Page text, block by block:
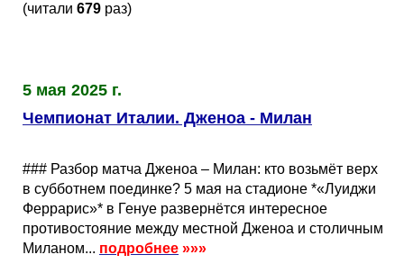
(читали 679 раз)
5 мая 2025 г.
Чемпионат Италии. Дженоа - Милан
### Разбор матча Дженоа – Милан: кто возьмёт верх
в субботнем поединке? 5 мая на стадионе *«Луиджи
Феррарис»* в Генуе развернётся интересное
противостояние между местной Дженоа и столичным
Миланом... подробнее »»»